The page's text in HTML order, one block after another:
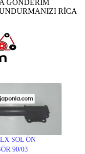
GÖNDERİM
RİCA
SOL ÖN
90/03